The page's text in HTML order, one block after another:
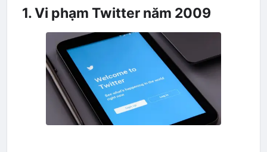
1. Vi phạm Twitter năm 2009